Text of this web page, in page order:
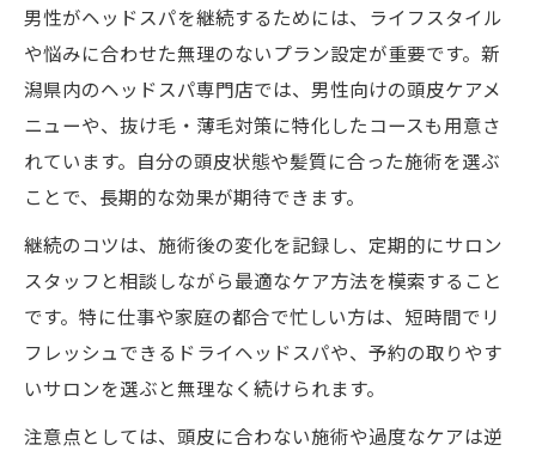
男性がヘッドスパを継続するためには、ライフスタイル
や悩みに合わせた無理のないプラン設定が重要です。新
潟県内のヘッドスパ専門店では、男性向けの頭皮ケアメ
ニューや、抜け毛・薄毛対策に特化したコースも用意さ
れています。自分の頭皮状態や髪質に合った施術を選ぶ
ことで、長期的な効果が期待できます。
継続のコツは、施術後の変化を記録し、定期的にサロン
スタッフと相談しながら最適なケア方法を模索すること
です。特に仕事や家庭の都合で忙しい方は、短時間でリ
フレッシュできるドライヘッドスパや、予約の取りやす
いサロンを選ぶと無理なく続けられます。
注意点としては、頭皮に合わない施術や過度なケアは逆